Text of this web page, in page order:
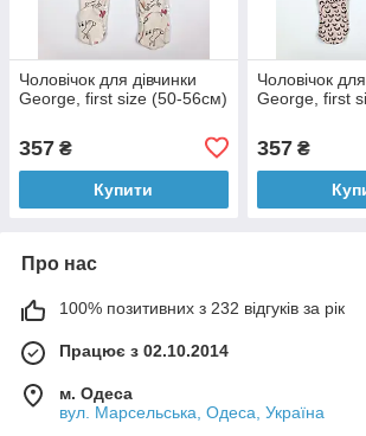
Чоловічок для дівчинки
George, first size (50-56см)
357 ₴
Купити
Чоловічок
George, first
357₴
Про нас
100% позитивних з 232 відгуків за рік
Працює з 02.10.2014
м. Одеса
вул. Марсельська, Одеса, Україна